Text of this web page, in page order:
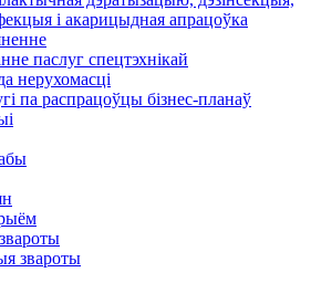
і акарицыдная апрацоўка
паслуг спецтэхнікай
нерухомасці
па распрацоўцы бізнес-планаў
звароты